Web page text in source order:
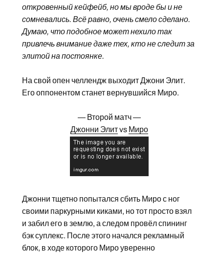
откровенный кейфейб, но мы вроде бы и не
сомневались. Всё равно, очень смело сделано.
Думаю, что подобное может нехило так
привлечь внимание даже тех, кто не следит за
элитой на постоянке.
На свой опен челлендж выходит Джони Элит.
Его оппонентом станет вернувшийся Миро.
— Второй матч —
Джонни Элитvs Миро
Джонни тщетно попытался сбить Миро с ног
своими паркурными киками, но тот просто взял
и забил его в землю, а следом провёл спининг
бэк суплекс. После этого начался рекламный
блок, в ходе которого Миро уверенно